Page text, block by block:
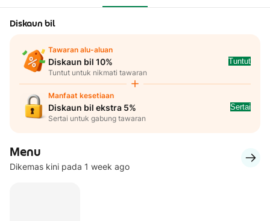
Diskaun bil
Tawaran alu-aluan
Diskaun bil 10%
Tuntut untuk nikmati tawaran
Tuntut
Manfaat kesetiaan
Diskaun bil ekstra 5%
Sertai untuk gabung tawaran
Sertai
Menu
Dikemas kini pada 1 week ago